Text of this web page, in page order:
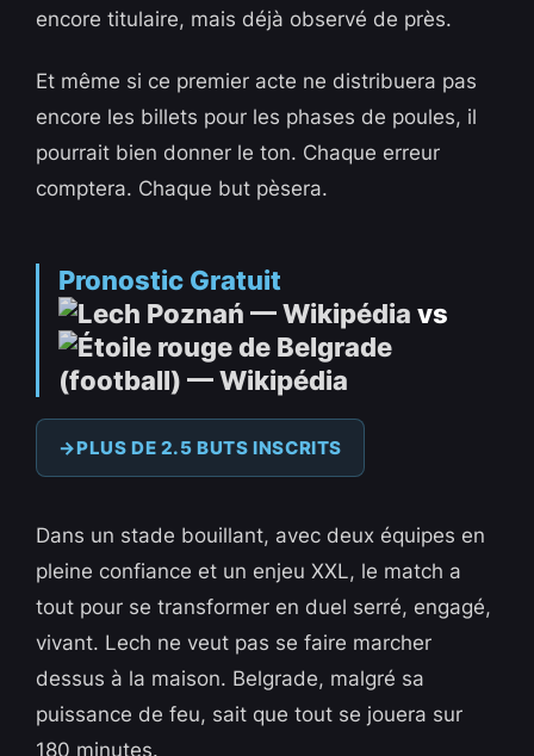
encore titulaire, mais déjà observé de près.
Et même si ce premier acte ne distribuera pas
encore les billets pour les phases de poules, il
pourrait bien donner le ton. Chaque erreur
comptera. Chaque but pèsera.
Pronostic Gratuit
vs
PLUS DE 2.5 BUTS INSCRITS
Dans un stade bouillant, avec deux équipes en
pleine confiance et un enjeu XXL, le match a
tout pour se transformer en duel serré, engagé,
vivant. Lech ne veut pas se faire marcher
dessus à la maison. Belgrade, malgré sa
puissance de feu, sait que tout se jouera sur
180 minutes.